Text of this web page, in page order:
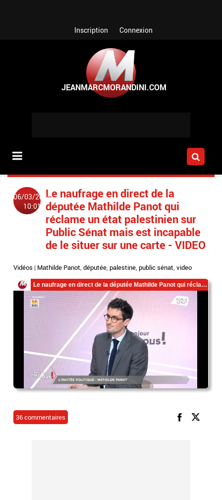
Inscription Connexion
06/03/2024
10:01
Le naufrage en direct de la
députée Mathilde Panot qui
réclame un état palestinien sur
Public Sénat mais est incapable
de le situer sur une carte - VIDEO
Vidéos | Mathilde Panot,députée,palestine,public sénat,video
36 commentaires